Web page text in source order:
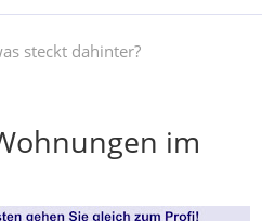
steckt dahinter?
im